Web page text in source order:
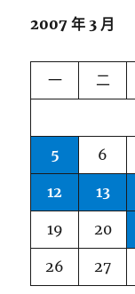
2007 年 3 月
一 二
5 6
12 13
19 20
26 27